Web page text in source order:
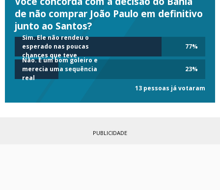
de não comprar João Paulo em definitivo
junto ao Santos?
Sim. Ele não rendeu o
esperado nas poucas
chances que teve
77%
Não. É um bom goleiro e
merecia uma sequência
real
23%
13 pessoas já votaram
PUBLICIDADE